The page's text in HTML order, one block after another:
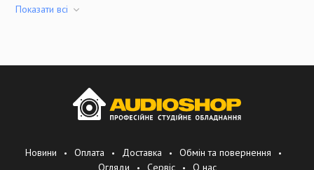
Показати всi
Новини Оплата Доставка
Обмін та повернення
Огляди
Сервіс О нас